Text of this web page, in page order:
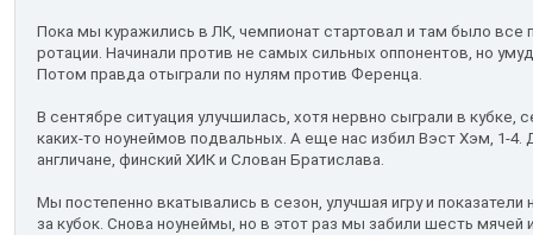
Пока мы куражились в ЛК, чемпионат стартовал и там было все
ротации. Начинали против не самых сильных оппонентов, но
Потом правда отыграли по нулям против Ференца.
В сентябре ситуация улучшилась, хотя нервно сыграли в кубке,
каких-то ноунеймов подвальных. А еще нас избил Вэст Хэм, 1-4.
англичане, финский ХИК и Слован Братислава.
Мы постепенно вкатывались в сезон, улучшая игру и
за кубок. Снова ноунеймы, но в этот раз мы забили шесть